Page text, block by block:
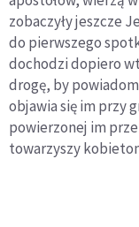
zobaczyły jeszcze
do pierwszego
dochodzi dopiero
drogę, by
objawia się im przy
powierzonej im
towarzyszy